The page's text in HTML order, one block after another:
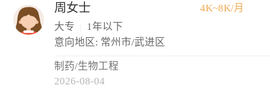
周女士
4K~8K/月
大专
1年以下
意向地区: 常州市/武进区
制药/生物工程
2026-08-04